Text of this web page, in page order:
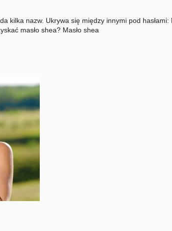
kilka nazw. Ukrywa się między innymi pod hasłami:
masło shea? Masło shea